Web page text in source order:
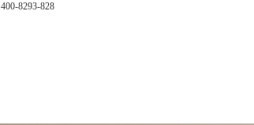
400-8293-828